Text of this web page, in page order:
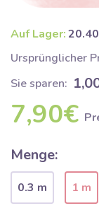
Auf Lager:
Ursprünglicher
Sie sparen:
7,90€
Menge:
0.3 m 1 m